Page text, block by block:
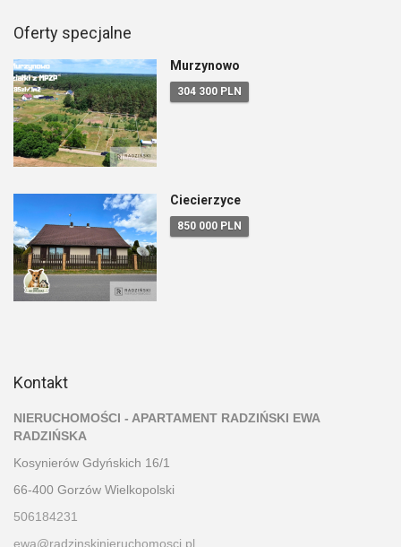
Oferty specjalne
Murzynowo
304 300 PLN
Ciecierzyce
850 000 PLN
Kontakt
NIERUCHOMOŚCI - APARTAMENT RADZIŃSKI EWA
RADZIŃSKA
Kosynierów Gdyńskich 16/1
66-400 Gorzów Wielkopolski
506184231
ewa@radzinskinieruchomosci.pl